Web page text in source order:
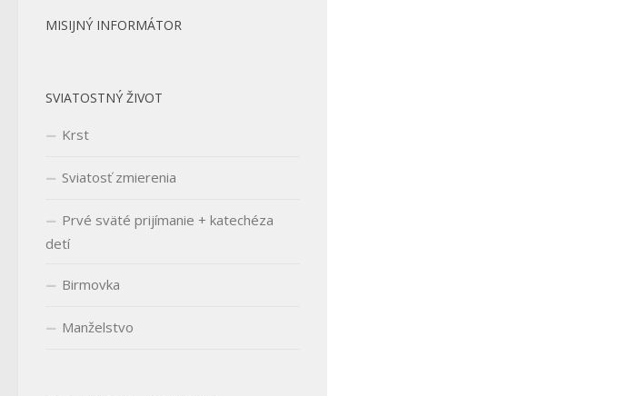
MISIJNÝ INFORMÁTOR
SVIATOSTNÝ ŽIVOT
Krst
Sviatosť zmierenia
Prvé sväté prijímanie + katechéza
detí
Birmovka
Manželstvo